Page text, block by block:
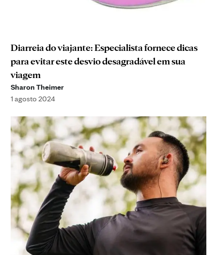
Diarreia do viajante: Especialista fornece dicas
para evitar este desvio desagradável em sua
viagem
Sharon Theimer
1 agosto 2024